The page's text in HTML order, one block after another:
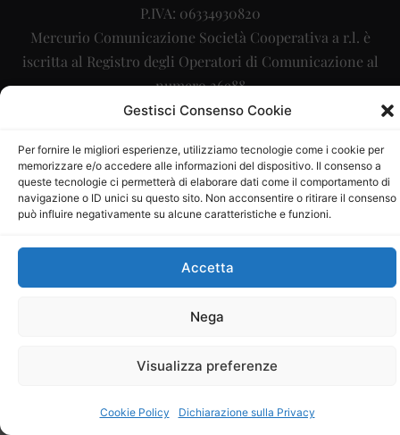
Gestisci Consenso Cookie
Per fornire le migliori esperienze, utilizziamo tecnologie come i cookie per
memorizzare e/o accedere alle informazioni del dispositivo. Il consenso a
queste tecnologie ci permetterà di elaborare dati come il comportamento di
navigazione o ID unici su questo sito. Non acconsentire o ritirare il consenso
può influire negativamente su alcune caratteristiche e funzioni.
Accetta
Nega
Visualizza preferenze
Cookie Policy Dichiarazione sulla Privacy
P.IVA: 06334930820
Mercurio Comunicazione Società Cooperativa a r.l. è
iscritta al Registro degli Operatori di Comunicazione al
numero 26988